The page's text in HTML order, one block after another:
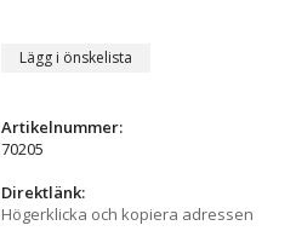
Lägg i önskelista
Artikelnummer:
70205
Direktlänk:
Högerklicka och kopiera adressen